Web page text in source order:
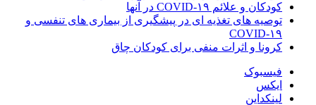
کودکان و علائم COVID-۱۹ در آنها
توصیه های تغذیه ای در پیشگیری از بیماری های تنفسی و
COVID-۱۹
کرونا و اثرات منفی برای کودکان چاق
فیسبوک
ایکس
لینکداین